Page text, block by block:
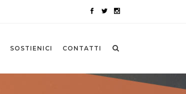
SOSTIENICI CONTATTI